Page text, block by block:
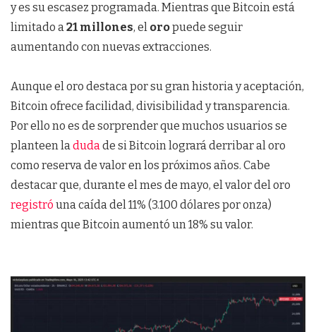
y es su escasez programada. Mientras que Bitcoin está
limitado a21 millones, el oropuede seguir
aumentando con nuevas extracciones.
Aunque el oro destaca por su gran historia y aceptación,
Bitcoin ofrece facilidad, divisibilidad y transparencia.
Por ello no es de sorprender que muchos usuarios se
planteen ladudade si Bitcoin logrará derribar al oro
como reserva de valor en los próximos años. Cabe
destacar que, durante el mes de mayo, el valor del oro
registró una caída del 11% (3.100 dólares por onza)
mientras que Bitcoin aumentó un 18% su valor.